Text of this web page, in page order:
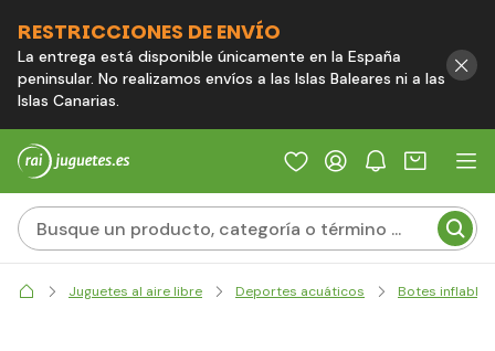
RESTRICCIONES DE ENVÍO
La entrega está disponible únicamente en la España
peninsular. No realizamos envíos a las Islas Baleares ni a las
Islas Canarias.
Juguetes al aire libre Deportes acuáticos Botes inflables